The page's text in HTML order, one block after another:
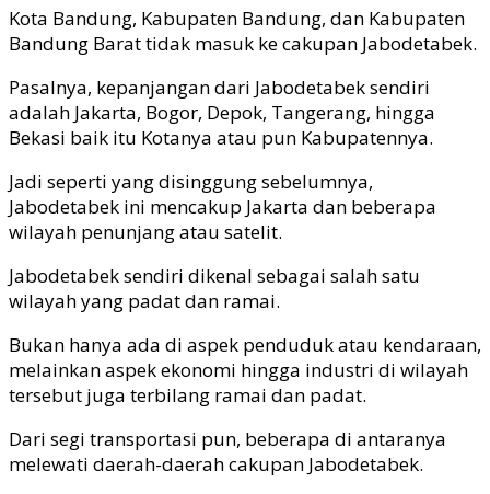
Kota Bandung, Kabupaten Bandung, dan Kabupaten
Bandung Barat tidak masuk ke cakupan Jabodetabek.
Pasalnya, kepanjangan dari Jabodetabek sendiri
adalah Jakarta, Bogor, Depok, Tangerang, hingga
Bekasi baik itu Kotanya atau pun Kabupatennya.
Jadi seperti yang disinggung sebelumnya,
Jabodetabek ini mencakup Jakarta dan beberapa
wilayah penunjang atau satelit.
Jabodetabek sendiri dikenal sebagai salah satu
wilayah yang padat dan ramai.
Bukan hanya ada di aspek penduduk atau kendaraan,
melainkan aspek ekonomi hingga industri di wilayah
tersebut juga terbilang ramai dan padat.
Dari segi transportasi pun, beberapa di antaranya
melewati daerah-daerah cakupan Jabodetabek.